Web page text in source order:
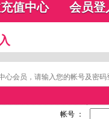
值中心 会员登
心会员，请输入您的帐号及密
帐号 ：